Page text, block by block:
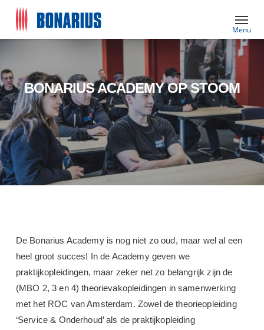
main
Menu
BONARIUS ACADEMY OP STOOM
De Bonarius Academy is nog niet zo oud, maar wel al een
heel groot succes! In de Academy geven we
praktijkopleidingen, maar zeker net zo belangrijk zijn de
(MBO 2, 3 en 4) theorievakopleidingen in samenwerking
met het ROC van Amsterdam. Zowel de theorieopleiding
‘Service & Onderhoud’ als de praktijkopleiding